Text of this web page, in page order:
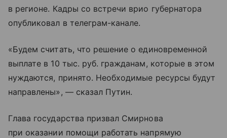
в регионе. Кадры со встречи врио губернатора
опубликовал в телеграм-канале.
«Будем считать, что решение о единовременной
выплате в 10 тыс. руб. гражданам, которые в этом
нуждаются, принято. Необходимые ресурсы будут
направлены», — сказал Путин.
Глава государства призвал Смирнова
при оказании помощи работать напрямую